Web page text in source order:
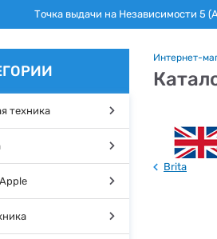
Точка выдачи на Независимости 5
техника
Интернет-
Brita